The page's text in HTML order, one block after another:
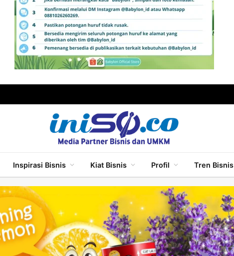
Inspirasi Bisnis Kiat Bisnis Profil Tren Bisnis